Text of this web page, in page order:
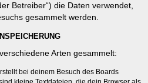
Betreiber“) die Daten verwendet,
gesammelt werden.
Arten gesammelt:
bei deinem Besuch des Boards